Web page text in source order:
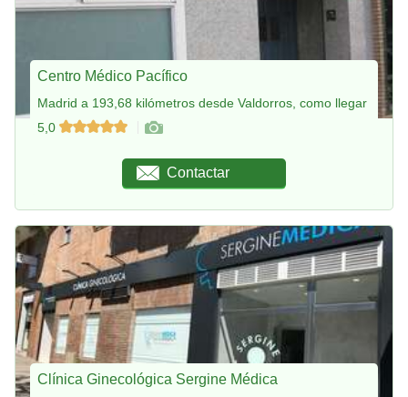
Centro Médico Pacífico
Madrid a 193,68 kilómetros desde Valdorros, como llegar
5,0
Contactar
Clínica Ginecológica Sergine Médica